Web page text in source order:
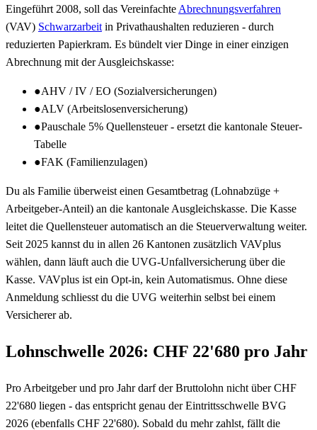
Eingeführt 2008, soll das Vereinfachte Abrechnungsverfahren
(VAV) Schwarzarbeit in Privathaushalten reduzieren - durch
reduzierten Papierkram. Es bündelt vier Dinge in einer einzigen
Abrechnung mit der Ausgleichskasse:
●AHV / IV / EO (Sozialversicherungen)
●ALV (Arbeitslosenversicherung)
●Pauschale 5% Quellensteuer - ersetzt die kantonale Steuer-
Tabelle
●FAK (Familienzulagen)
Du als Familie überweist einen Gesamtbetrag (Lohnabzüge +
Arbeitgeber-Anteil) an die kantonale Ausgleichskasse. Die Kasse
leitet die Quellensteuer automatisch an die Steuerverwaltung weiter.
Seit 2025 kannst du in allen 26 Kantonen zusätzlich VAVplus
wählen, dann läuft auch die UVG-Unfallversicherung über die
Kasse. VAVplus ist ein Opt-in, kein Automatismus. Ohne diese
Anmeldung schliesst du die UVG weiterhin selbst bei einem
Versicherer ab.
Lohnschwelle 2026: CHF 22'680 pro Jahr
Pro Arbeitgeber und pro Jahr darf der Bruttolohn nicht über CHF
22'680 liegen - das entspricht genau der Eintrittsschwelle BVG
2026 (ebenfalls CHF 22'680). Sobald du mehr zahlst, fällt die